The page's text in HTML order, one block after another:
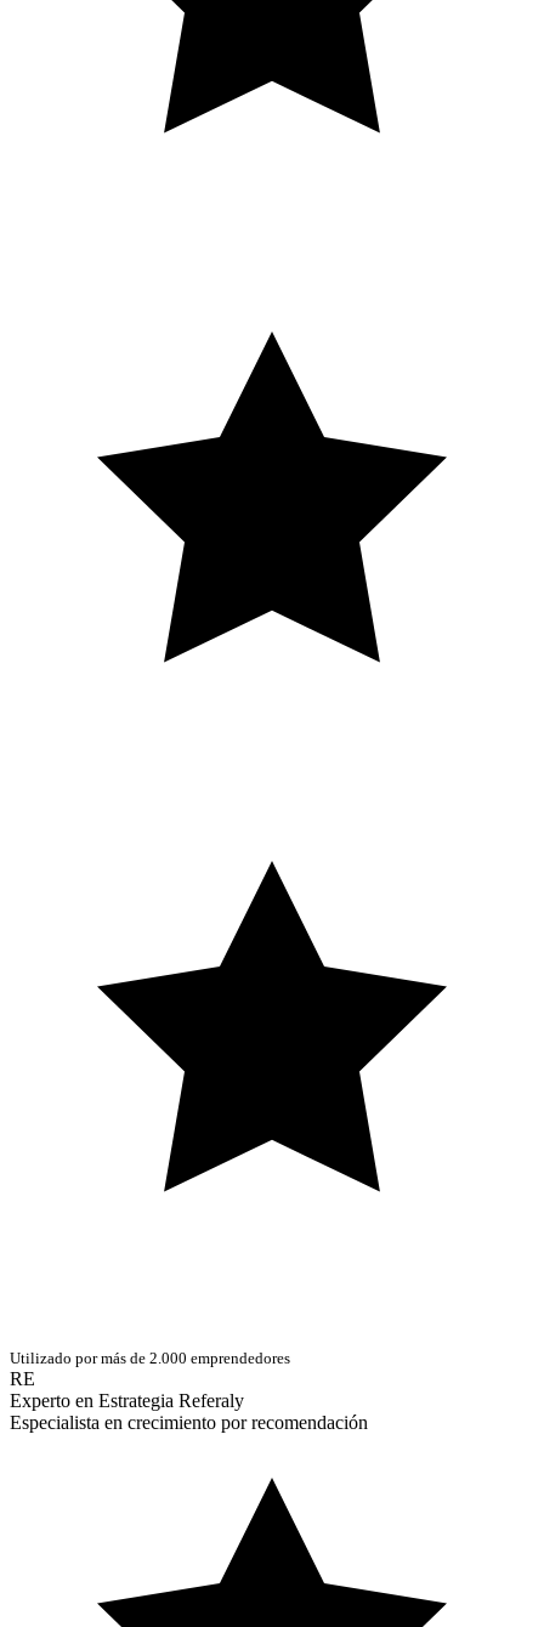
Utilizado por más de 2.000 emprendedores
RE
Experto en Estrategia Referaly
Especialista en crecimiento por recomendación